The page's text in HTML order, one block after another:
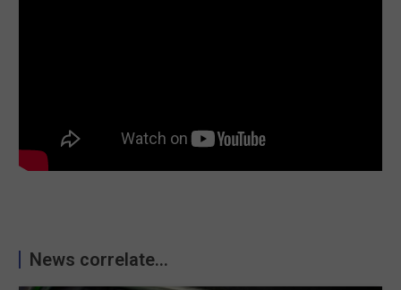
News correlate...